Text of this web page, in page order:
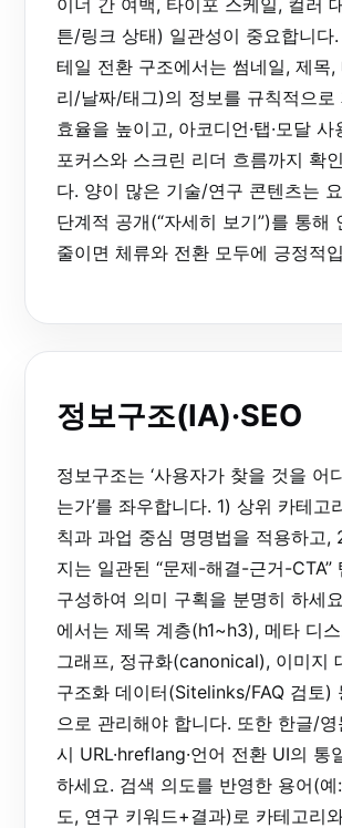
튼/링크 상태) 일관성이 중요합니다
테일 전환 구조에서는 썸네일, 제목,
리/날짜/태그)의 정보를 규칙적으로
효율을 높이고, 아코디언·탭·모달
포커스와 스크린 리더 흐름까지 확
다. 양이 많은 기술/연구 콘텐츠는
단계적 공개(“자세히 보기”)를 통해
줄이면 체류와 전환 모두에 긍정적
정보구조(IA)·SEO
정보구조는 ‘사용자가 찾을 것을 어
는가’를 좌우합니다. 1) 상위 카테고
칙과 과업 중심 명명법을 적용하고,
지는 일관된 “문제-해결-근거-CTA”
구성하여 의미 구획을 분명히 하세
에서는 제목 계층(h1~h3), 메타 디
그래프, 정규화(canonical), 이미지
구조화 데이터(Sitelinks/FAQ 검토)
으로 관리해야 합니다. 또한 한글/
시 URL·hreflang·언어 전환 UI의 통
하세요. 검색 의도를 반영한 용어(
도, 연구 키워드+결과)로 카테고리